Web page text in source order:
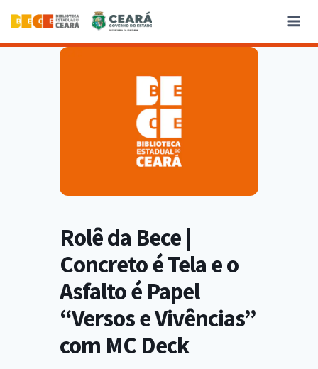
Rolê da Bece |
Concreto é Tela e o
Asfalto é Papel
“Versos e Vivências”
com MC Deck